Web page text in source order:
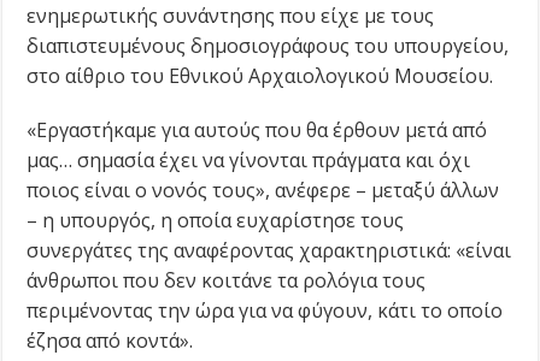
ενημερωτικής συνάντησης που είχε με τους
διαπιστευμένους δημοσιογράφους του υπουργείου,
στο αίθριο του Εθνικού Αρχαιολογικού Μουσείου.
«Εργαστήκαμε για αυτούς που θα έρθουν μετά από
μας… σημασία έχει να γίνονται πράγματα και όχι
ποιος είναι ο νονός τους», ανέφερε – μεταξύ άλλων
– η υπουργός, η οποία ευχαρίστησε τους
συνεργάτες της αναφέροντας χαρακτηριστικά: «είναι
άνθρωποι που δεν κοιτάνε τα ρολόγια τους
περιμένοντας την ώρα για να φύγουν, κάτι το οποίο
έζησα από κοντά».